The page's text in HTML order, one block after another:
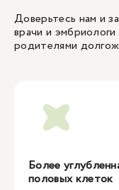
Доверьтесь нам и
врачи и
родителями
Более
половых клеток